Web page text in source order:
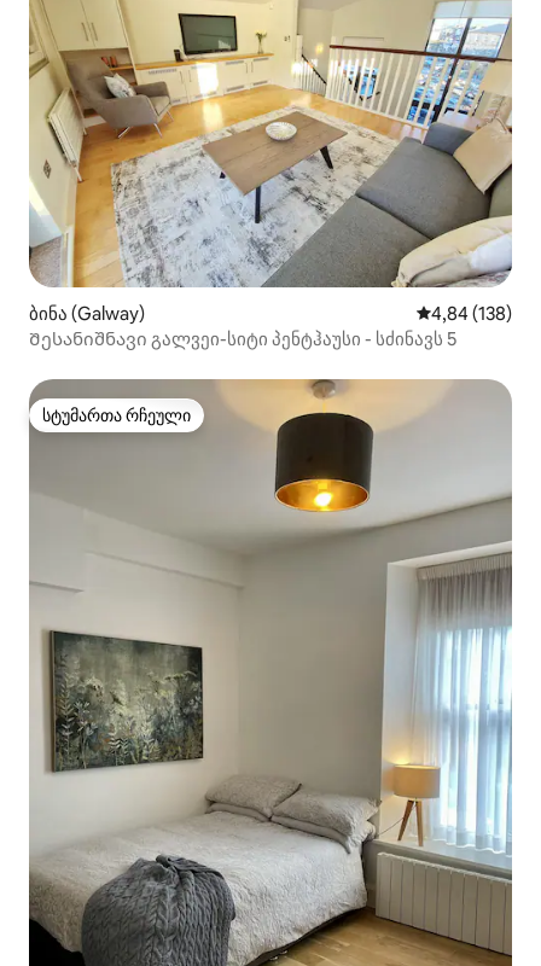
ბინა (Galway) საშუალო
4,84 (138)
Შესანიშნავი გალვეი-სიტი პენტჰაუსი - სძინავს 5
სტუმართა რჩეული
სტუმართა რჩეული